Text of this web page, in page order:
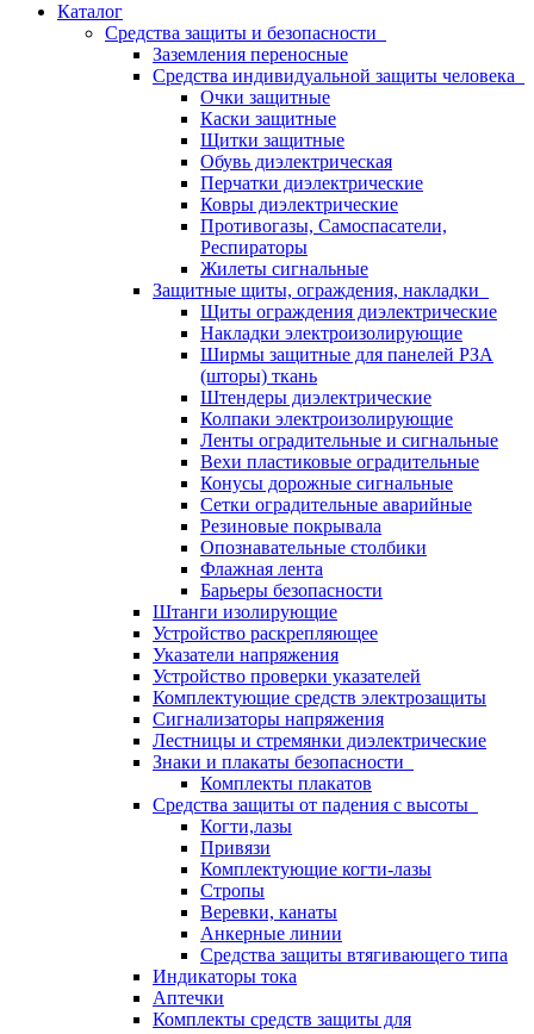
Каталог
Средства защиты и безопасности
Заземления переносные
Средства индивидуальной защиты человека
Очки защитные
Каски защитные
Щитки защитные
Обувь диэлектрическая
Перчатки диэлектрические
Ковры диэлектрические
Противогазы, Самоспасатели,
Респираторы
Жилеты сигнальные
Защитные щиты, ограждения, накладки
Щиты ограждения диэлектрические
Накладки электроизолирующие
Ширмы защитные для панелей РЗА
(шторы) ткань
Штендеры диэлектрические
Колпаки электроизолирующие
Ленты оградительные и сигнальные
Вехи пластиковые оградительные
Конусы дорожные сигнальные
Сетки оградительные аварийные
Резиновые покрывала
Опознавательные столбики
Флажная лента
Барьеры безопасности
Штанги изолирующие
Устройство раскрепляющее
Указатели напряжения
Устройство проверки указателей
Комплектующие средств электрозащиты
Сигнализаторы напряжения
Лестницы и стремянки диэлектрические
Знаки и плакаты безопасности
Комплекты плакатов
Средства защиты от падения с высоты
Когти,лазы
Привязи
Комплектующие когти-лазы
Стропы
Веревки, канаты
Анкерные линии
Средства защиты втягивающего типа
Индикаторы тока
Аптечки
Комплекты средств защиты для